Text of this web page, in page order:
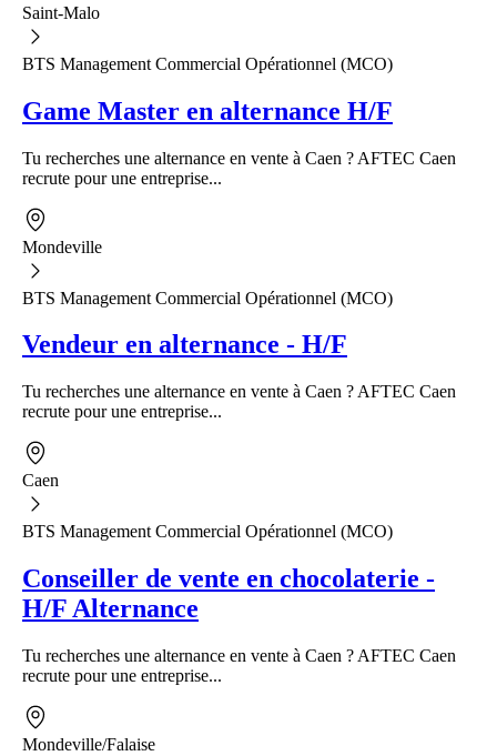
Saint-Malo
BTS Management Commercial Opérationnel (MCO)
Game Master en alternance H/F
Tu recherches une alternance en vente à Caen ? AFTEC Caen
recrute pour une entreprise...
Mondeville
BTS Management Commercial Opérationnel (MCO)
Vendeur en alternance - H/F
Tu recherches une alternance en vente à Caen ? AFTEC Caen
recrute pour une entreprise...
Caen
BTS Management Commercial Opérationnel (MCO)
Conseiller de vente en chocolaterie -
H/F Alternance
Tu recherches une alternance en vente à Caen ? AFTEC Caen
recrute pour une entreprise...
Mondeville/Falaise